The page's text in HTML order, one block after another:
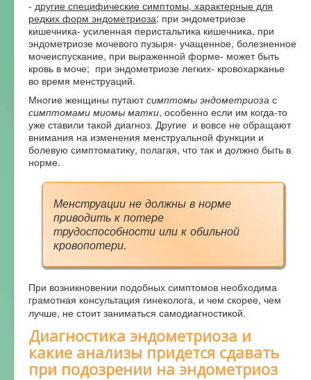
- другие специфические симптомы, характерные для
редких форм эндометриоза: при эндометриозе
кишечника- усиленная перистальтика кишечника, при
эндометриозе мочевого пузыря- учащенное, болезненное
мочеиспускание, при выраженной форме- может быть
кровь в моче; при эндометриозе легких- кровохарканье
во время менструаций.
Многие женщины путаютсимптомы эндометриоза с
симптомами миомы матки, особенно если им когда-то
уже ставили такой диагноз. Другие и вовсе не обращают
внимания на изменения менструальной функции и
болевую симптоматику, полагая, что так и должно быть в
норме.
Менструации не должны в норме
приводить к потере
трудоспособности или к обильной
кровопотери.
При возникновении подобных симптомов необходима
грамотная консультация гинеколога, и чем скорее, чем
лучше, не стоит заниматься самодиагностикой.
Диагностика эндометриоза и
какие анализы придется сдавать
при подозрении на эндометриоз